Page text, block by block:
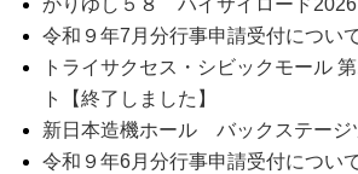
かりゆし５８ ハイサイロード
令和９年7月分行事申請受付につい
トライサクセス・シビックモール
ト【終了しました】
新日本造機ホール バックステージ
令和９年6月分行事申請受付につい